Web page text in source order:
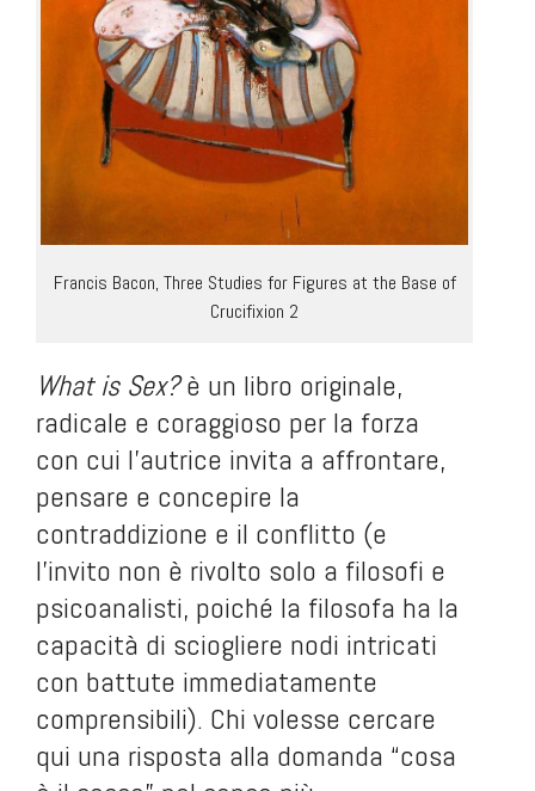
Francis Bacon, Three Studies for Figures at the Base of
Crucifixion 2
What is Sex?è un libro originale,
radicale e coraggioso per la forza
con cui l’autrice invita a affrontare,
pensare e concepire la
contraddizione e il conflitto (e
l’invito non è rivolto solo a filosofi e
psicoanalisti, poiché la filosofa ha la
capacità di sciogliere nodi intricati
con battute immediatamente
comprensibili). Chi volesse cercare
qui una risposta alla domanda “cosa